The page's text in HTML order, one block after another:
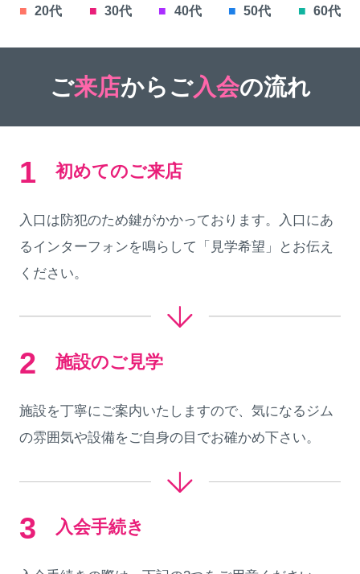
■ 20代 ■ 30代 ■ 40代 ■ 50代 ■ 60代
ご来店からご入会の流れ
1 初めてのご来店
入口は防犯のため鍵がかかっております。入口にあ
るインターフォンを鳴らして「見学希望」とお伝え
ください。
2 施設のご見学
施設を丁寧にご案内いたしますので、気になるジム
の雰囲気や設備をご自身の目でお確かめ下さい。
3 入会手続き